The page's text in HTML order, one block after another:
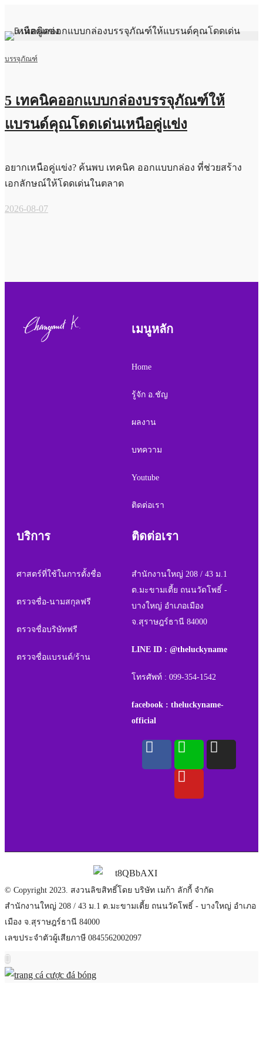
บรรจุภัณฑ์
5 เทคนิคออกแบบกล่องบรรจุภัณฑ์ให้
แบรนด์คุณโดดเด่นเหนือคู่แข่ง
อยากเหนือคู่แข่ง? ค้นพบ เทคนิค ออกแบบกล่อง ที่ช่วยสร้าง
เอกลักษณ์ให้โดดเด่นในตลาด
2026-08-07
เมนูหลัก
Home
รู้จัก อ.ชัญ
ผลงาน
บทความ
Youtube
ติดต่อเรา
บริการ
ศาสตร์ที่ใช้ในการตั้งชื่อ
ตรวจชื่อ-นามสกุลฟรี
ตรวจชื่อบริษัทฟรี
ตรวจชื่อแบรนด์/ร้าน
ติดต่อเรา
สำนักงานใหญ่ 208 / 43 ม.1
ต.มะขามเตี้ย ถนนวัดโพธิ์ -
บางใหญ่ อำเภอเมือง
จ.สุราษฎร์ธานี 84000
LINE ID : @theluckyname
โทรศัพท์ : 099-354-1542
facebook : theluckyname-
official
© Copyright 2023. สงวนลิขสิทธิ์โดย บริษัท เมก้า ลักกี้ จำกัด
สำนักงานใหญ่ 208 / 43 ม.1 ต.มะขามเตี้ย ถนนวัดโพธิ์ - บางใหญ่ อำเภอ
เมือง จ.สุราษฎร์ธานี 84000
เลขประจำตัวผู้เสียภาษี 0845562002097